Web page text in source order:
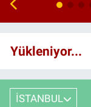
Yükleniyor...
İSTANBUL